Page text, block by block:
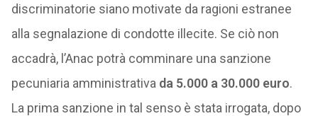
discriminatorie siano motivate da ragioni estranee
alla segnalazione di condotte illecite. Se ciò non
accadrà, l’Anac potrà comminare una sanzione
pecuniaria amministrativa da 5.000 a 30.000 euro.
La prima sanzione in tal senso è stata irrogata, dopo